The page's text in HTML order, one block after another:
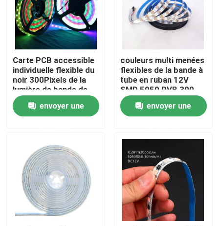
Aperçu
Produits
A propos de nous
Visite d'usine
Carte PCB accessible
individuelle flexible du
noir 300Pixels de la
lumière de bande de
WS2812B LED RVB
5050SMD 16.4FT
60Pixels/M
envoyer une
couleurs multi menées
flexibles de la bande à
tube en ruban 12V
SMD 5050 RVB 300
LED
envoyer une